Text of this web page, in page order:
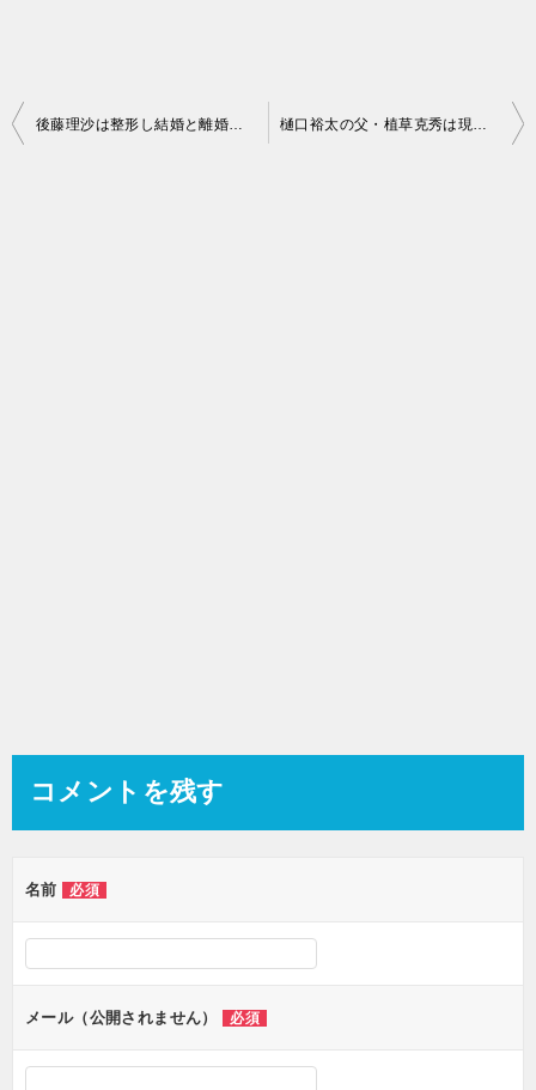
投
後藤理沙は整形し結婚と離婚をテレビで告白も現在は再婚し子供も 樋口裕太の父・植草克秀は現在は子供がデキ再婚！離婚の妻に養育費も
コメントを残す
名前 必須
メール（公開されません） 必須